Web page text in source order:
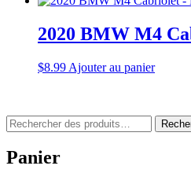
2020 BMW M4
$8.99 Ajouter au panier
Rechercher
:
Panier